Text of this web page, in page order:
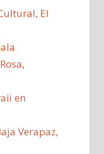
El
en
Verapaz,